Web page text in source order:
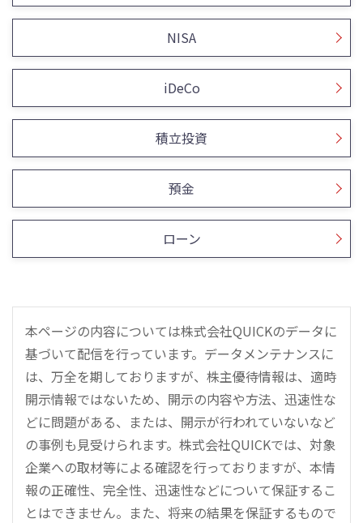
NISA
iDeCo
積立投資
預金
ローン
本ページの内容については株式会社QUICKのデータに
基づいて配信を行っています。データメンテナンスに
は、万全を期しておりますが、株主優待情報は、適時
開示情報ではないため、開示の内容や方法、迅速性な
どに問題がある、または、開示が行われていないなど
の事例も見受けられます。株式会社QUICKでは、対象
企業への取材等による確認を行っておりますが、本情
報の正確性、完全性、迅速性などについて保証するこ
とはできません。また、将来の結果を保証するもので